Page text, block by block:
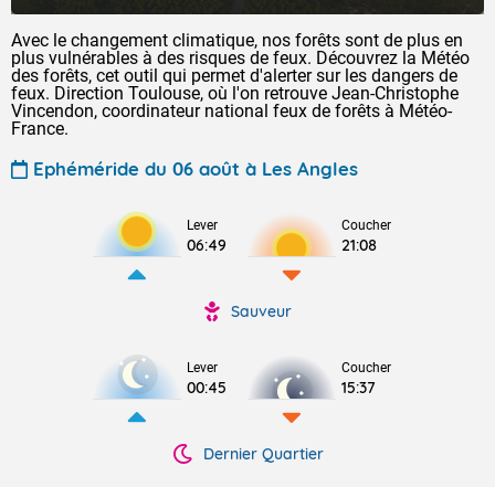
Avec le changement climatique, nos forêts sont de plus en
plus vulnérables à des risques de feux. Découvrez la Météo
des forêts, cet outil qui permet d'alerter sur les dangers de
feux. Direction Toulouse, où l'on retrouve Jean-Christophe
Vincendon, coordinateur national feux de forêts à Météo-
France.
Ephéméride du 06 août à Les Angles
Lever
06:49
Coucher
21:08
Sauveur
Lever
00:45
Coucher
15:37
Dernier Quartier